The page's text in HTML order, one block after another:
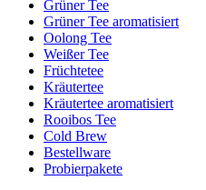
Grüner Tee
Grüner Tee aromatisiert
Oolong Tee
Weißer Tee
Früchtetee
Kräutertee
Kräutertee aromatisiert
Rooibos Tee
Cold Brew
Bestellware
Probierpakete